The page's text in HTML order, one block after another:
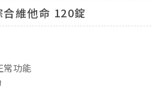
維他命 120錠
常功能